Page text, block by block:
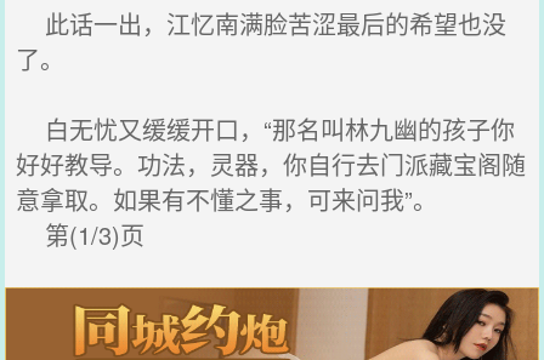
此话一出，江忆南满脸苦涩最后的希望也没
了。
白无忧又缓缓开口，“那名叫林九幽的孩子你
好好教导。功法，灵器，你自行去门派藏宝阁随
意拿取。如果有不懂之事，可来问我”。
第(1/3)页